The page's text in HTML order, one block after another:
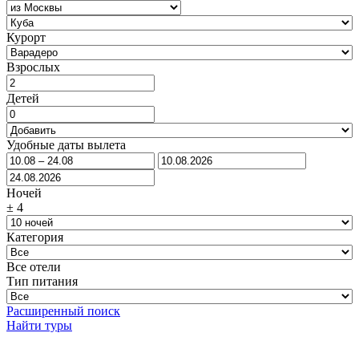
Курорт
Взрослых
Детей
Удобные даты вылета
Ночей
± 4
Категория
Все отели
Тип питания
Расширенный поиск
Найти туры